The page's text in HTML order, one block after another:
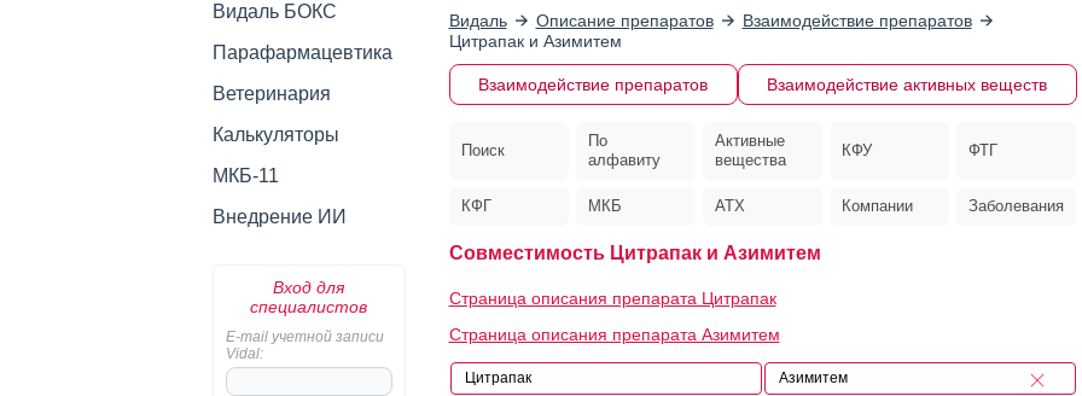
Видаль БОКС
Парафармацевтика
Ветеринария
Калькуляторы
МКБ-11
Внедрение ИИ
Вход для
специалистов
E-mail учетной записи
Vidal:
Видаль Описание препаратов
Взаимодействие препаратов
Цитрапак и Азимитем
Взаимодействие препаратов Взаимодействие активных веществ
Поиск
По
алфавиту
Активные
вещества
КФУ ФТГ
КФГ МКБ АТХ Компании Заболевания
Совместимость Цитрапак и Азимитем
Страница описания препарата Цитрапак
Страница описания препарата Азимитем